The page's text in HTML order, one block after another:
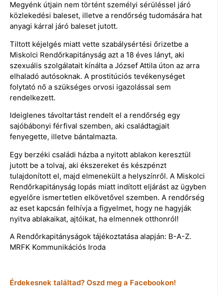
Megyénk útjain nem történt személyi sérüléssel járó
közlekedési baleset, illetve a rendőrség tudomására hat
anyagi kárral járó baleset jutott.
Tiltott kéjelgés miatt vette szabálysértési őrizetbe a
Miskolci Rendőrkapitányság azt a 18 éves lányt, aki
szexuális szolgálatait kínálta a József Attila úton az arra
elhaladó autósoknak. A prostitúciós tevékenységet
folytató nő a szükséges orvosi igazolással sem
rendelkezett.
Ideiglenes távoltartást rendelt el a rendőrség egy
sajóbábonyi férfival szemben, aki családtagjait
fenyegette, illetve bántalmazta.
Egy berzéki családi házba a nyitott ablakon keresztül
jutott be a tolvaj, aki ékszereket és készpénzt
tulajdonított el, majd elmenekült a helyszínről. A Miskolci
Rendőrkapitányság lopás miatt indított eljárást az ügyben
egyelőre ismertetlen elkövetővel szemben. A rendőrség
az eset kapcsán felhívja a figyelmet, hogy ne hagyják
nyitva ablakaikat, ajtóikat, ha elmennek otthonról!
A Rendőrkapitányságok tájékoztatása alapján: B-A-Z.
MRFK Kommunikációs Iroda
Érdekesnek találtad? Oszd meg a Facebookon!